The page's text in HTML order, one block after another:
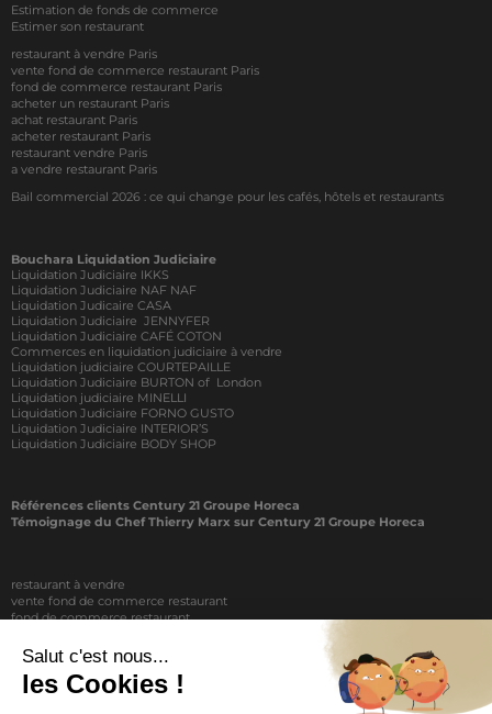
Estimation de fonds de commerce
Estimer son restaurant
restaurant à vendre Paris
vente fond de commerce restaurant Paris
fond de commerce restaurant Paris
acheter un restaurant Paris
achat restaurant Paris
acheter restaurant Paris
restaurant vendre Paris
a vendre restaurant Paris
Bail commercial 2026 : ce qui change pour les cafés, hôtels et restaurants
Bouchara Liquidation Judiciaire
Liquidation Judiciaire IKKS
Liquidation Judiciaire NAF NAF
Liquidation Judicaire CASA
Liquidation Judiciaire JENNYFER
Liquidation Judiciaire CAFÉ COTON
Commerces en liquidation judiciaire à vendre
Liquidation judiciaire COURTEPAILLE
Liquidation Judiciaire BURTON of London
Liquidation judiciaire MINELLI
Liquidation Judiciaire FORNO GUSTO
Liquidation Judiciaire INTERIOR’S
Liquidation Judiciaire BODY SHOP
Références clients Century 21 Groupe Horeca
Témoignage du Chef Thierry Marx sur Century 21 Groupe Horeca
restaurant à vendre
vente fond de commerce restaurant
fond de commerce restaurant
achat restaurant
vente de fond de commerce restaurant
acheter restaurant